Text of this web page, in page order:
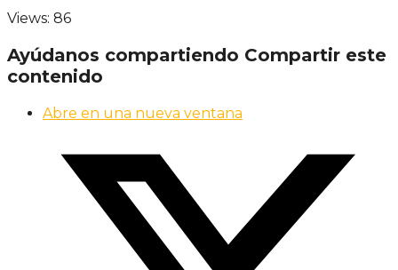
Views: 86
Ayúdanos compartiendo Compartir este
contenido
Abre en una nueva ventana